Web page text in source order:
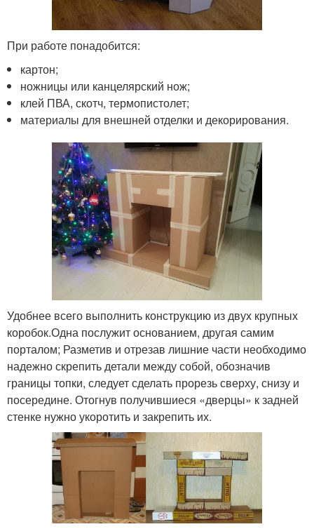
При работе понадобится:
картон;
ножницы или канцелярский нож;
клей ПВА, скотч, термопистолет;
материалы для внешней отделки и декорирования.
Удобнее всего выполнить конструкцию из двух крупных
коробок.Одна послужит основанием, другая самим
порталом; Разметив и отрезав лишние части необходимо
надежно скрепить детали между собой, обозначив
границы топки, следует сделать прорезь сверху, снизу и
посередине. Отогнув получившиеся «дверцы» к задней
стенке нужно укоротить и закрепить их.